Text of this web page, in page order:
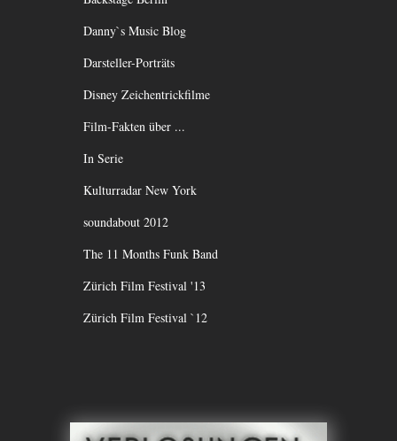
Danny`s Music Blog
Darsteller-Porträts
Disney Zeichentrickfilme
Film-Fakten über ...
In Serie
Kulturradar New York
soundabout 2012
The 11 Months Funk Band
Zürich Film Festival '13
Zürich Film Festival `12